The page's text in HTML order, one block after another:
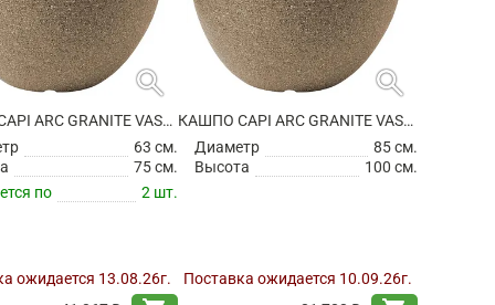
search
КАШПО CAPI ARC GRANITE VASE ELEGANT DELUXE WARM TAUPE
63 см.
75 см.
по
2 шт.
ожидается 13.08.26г.
search
КАШПО CAPI ARC GRANITE VASE ELEGANT DELUXE WARM TAUPE
Диаметр
85 см.
Высота
100 см.
Поставка ожидается 10.09.26г.